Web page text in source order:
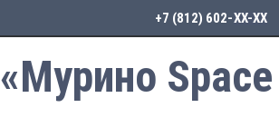
+7 (812) 602-44-77